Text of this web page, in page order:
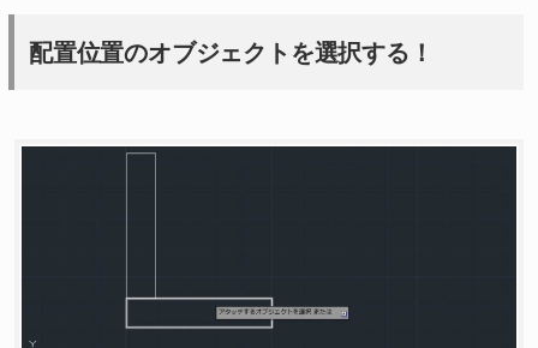
配置位置のオブジェクトを選択する！